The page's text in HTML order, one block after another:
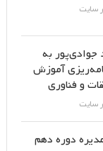
سایت
جوادی‌پور به
آموزش
و فناوری
سایت
دوره دهم